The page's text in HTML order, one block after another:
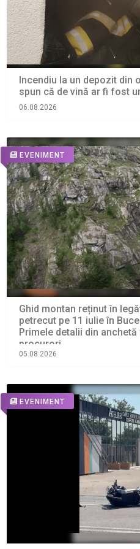
Incendiu la un depozit din
spun că de vină ar fi fost
06.08.2026
EVENIMENT
Ghid montan reținut în
petrecut pe 11 iulie în
Primele detalii din
procurori
05.08.2026
EVENIMENT